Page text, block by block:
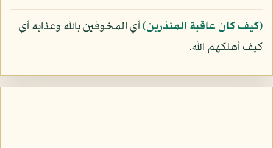
﴿كيف كان عاقبة المنذرين﴾أي المخوفين بالله وعذابه أي
كيف أهلكهم الله.